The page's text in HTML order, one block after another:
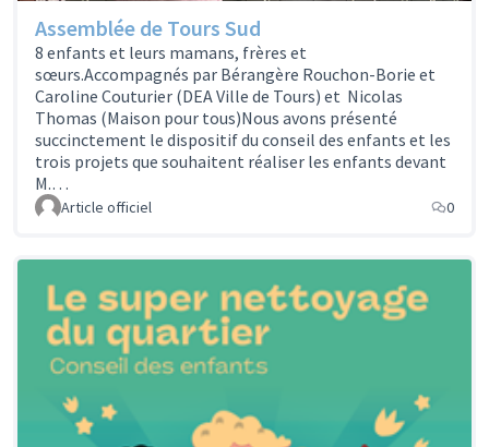
Assemblée de Tours Sud
8 enfants et leurs mamans, frères et
sœurs.Accompagnés par Bérangère Rouchon-Borie et
Caroline Couturier (DEA Ville de Tours) et Nicolas
Thomas (Maison pour tous)Nous avons présenté
succinctement le dispositif du conseil des enfants et les
trois projets que souhaitent réaliser les enfants devant
M.…
Article officiel 0